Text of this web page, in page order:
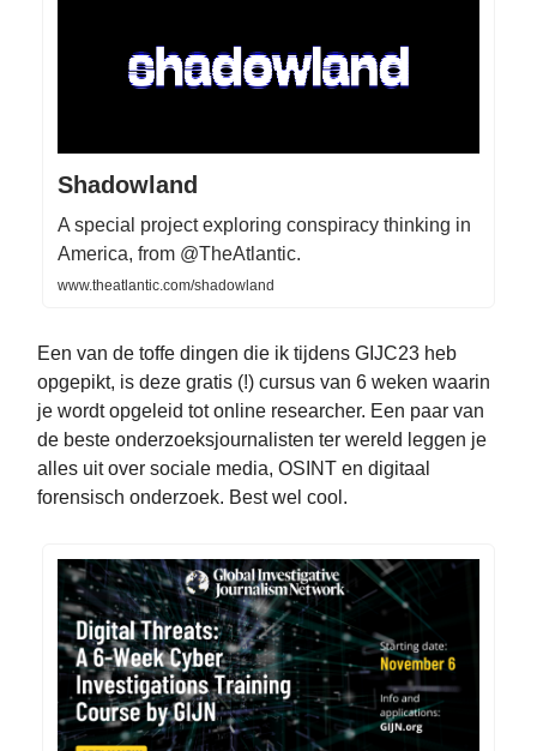
Shadowland
A special project exploring conspiracy thinking in
America, from @TheAtlantic.
www.theatlantic.com/shadowland
Een van de toffe dingen die ik tijdens GIJC23 heb
opgepikt, is deze gratis (!) cursus van 6 weken waarin
je wordt opgeleid tot online researcher. Een paar van
de beste onderzoeksjournalisten ter wereld leggen je
alles uit over sociale media, OSINT en digitaal
forensisch onderzoek. Best wel cool.